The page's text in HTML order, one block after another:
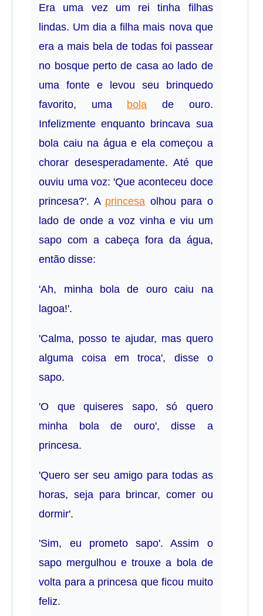
Era uma vez um rei tinha filhas
lindas. Um dia a filha mais nova que
era a mais bela de todas foi passear
no bosque perto de casa ao lado de
uma fonte e levou seu brinquedo
favorito, uma bola de ouro.
Infelizmente enquanto brincava sua
bola caiu na água e ela começou a
chorar desesperadamente. Até que
ouviu uma voz: 'Que aconteceu doce
princesa?'. A princesa olhou para o
lado de onde a voz vinha e viu um
sapo com a cabeça fora da água,
então disse:
'Ah, minha bola de ouro caiu na
lagoa!'.
'Calma, posso te ajudar, mas quero
alguma coisa em troca', disse o
sapo.
'O que quiseres sapo, só quero
minha bola de ouro', disse a
princesa.
'Quero ser seu amigo para todas as
horas, seja para brincar, comer ou
dormir'.
'Sim, eu prometo sapo'. Assim o
sapo mergulhou e trouxe a bola de
volta para a princesa que ficou muito
feliz.